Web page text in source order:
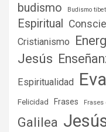
budismo Budismo
Espiritual
Cristianismo
Jesús
Espiritualidad
Felicidad Frases Frases
Galilea